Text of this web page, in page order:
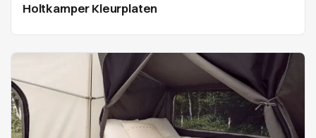
Holtkamper Kleurplaten